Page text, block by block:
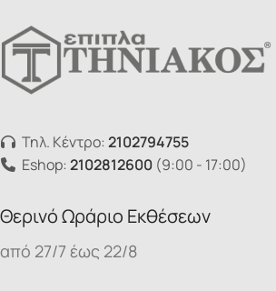
Τηλ. Κέντρο: 2102794755
Eshop: 2102812600 (9:00 - 17:00)
Θερινό Ωράριο Εκθέσεων
από 27/7 έως 22/8